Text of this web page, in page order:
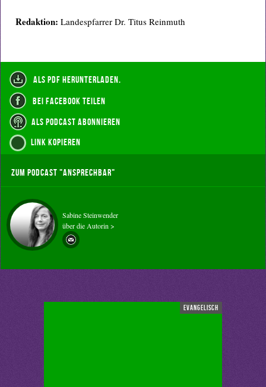
Redaktion: Landespfarrer Dr. Titus Reinmuth
als PDF herunterladen.
bei Facebook teilen
als Podcast abonnieren
Link kopieren
Zum Podcast "Ansprechbar"
Sabine Steinwender
über die Autorin >
evangelisch